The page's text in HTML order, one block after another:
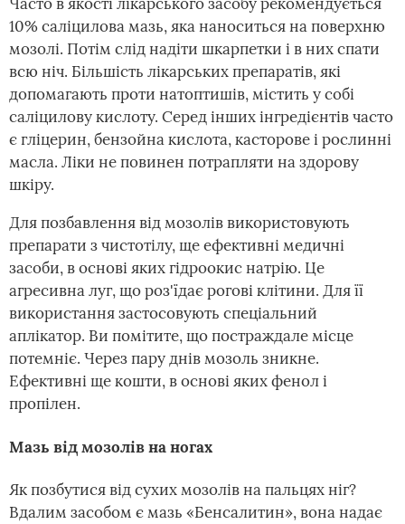
10% саліцилова мазь, яка наноситься на поверхню
мозолі. Потім слід надіти шкарпетки і в них спати
всю ніч. Більшість лікарських препаратів, які
допомагають проти натоптишів, містить у собі
саліцилову кислоту. Серед інших інгредієнтів часто
є гліцерин, бензойна кислота, касторове і рослинні
масла. Ліки не повинен потрапляти на здорову
шкіру.
Для позбавлення від мозолів використовують
препарати з чистотілу, ще ефективні медичні
засоби, в основі яких гідроокис натрію. Це
агресивна луг, що роз'їдає рогові клітини. Для її
використання застосовують спеціальний
аплікатор. Ви помітите, що постраждале місце
потемніє. Через пару днів мозоль зникне.
Ефективні ще кошти, в основі яких фенол і
пропілен.
Мазь від мозолів на ногах
Як позбутися від сухих мозолів на пальцях ніг?
Вдалим засобом є мазь «Бенсалитин», вона надає